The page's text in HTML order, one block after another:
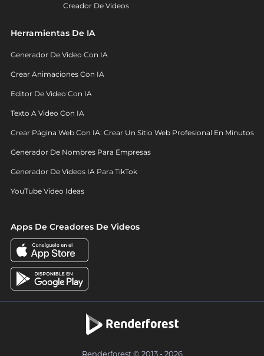
Creador De Videos
Herramientas De IA
Generador De Video Con IA
Crear Animaciones Con IA
Editor De Video Con IA
Texto A Video Con IA
Crear Página Web Con IA: Crear Un Sitio Web Profesional En Minutos
Generador De Nombres Para Empresas
Generador De Videos IA Para TikTok
YouTube Video Ideas
Apps De Creadores De Videos
Renderforest © 2013 - 2026